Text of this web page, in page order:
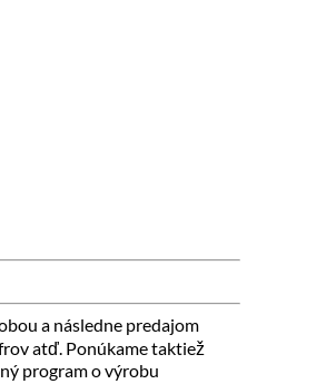
a následne predajom
atď. Ponúkame taktiež
program o výrobu